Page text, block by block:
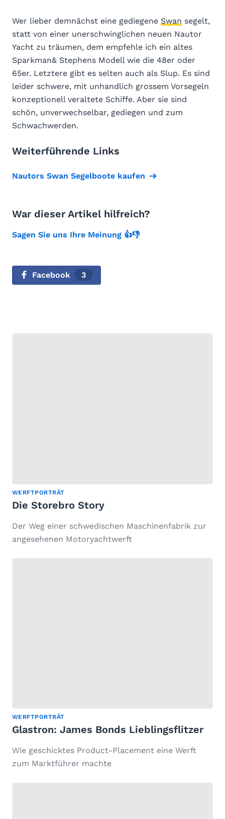
Wer lieber demnächst eine gediegene Swan segelt,
statt von einer unerschwinglichen neuen Nautor
Yacht zu träumen, dem empfehle ich ein altes
Sparkman& Stephens Modell wie die 48er oder
65er. Letztere gibt es selten auch als Slup. Es sind
leider schwere, mit unhandlich grossem Vorsegeln
konzeptionell veraltete Schiffe. Aber sie sind
schön, unverwechselbar, gediegen und zum
Schwachwerden.
Weiterführende Links
Nautors Swan Segelboote kaufen
War dieser Artikel hilfreich?
Sagen Sie uns Ihre Meinung 👍👎
Facebook 3
WERFTPORTRÄT
Die Storebro Story
Der Weg einer schwedischen Maschinenfabrik zur
angesehenen Motoryachtwerft
WERFTPORTRÄT
Glastron: James Bonds Lieblingsflitzer
Wie geschicktes Product-Placement eine Werft
zum Marktführer machte